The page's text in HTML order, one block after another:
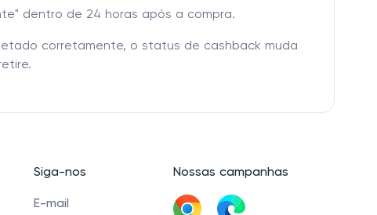
dentro de 24 horas após a compra.
corretamente, o status de cashback muda
Siga-nos
E-mail
Nossas campanhas